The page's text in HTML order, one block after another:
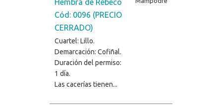
Hembra de Rebeco
Cód: 0096 (PRECIO
CERRADO)
Cuartel: Lillo.
Demarcación: Cofiñal.
Duración del permiso:
1 día.
Las cacerías tienen...